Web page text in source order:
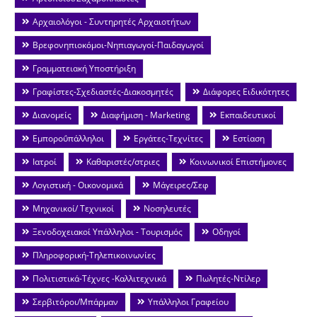
Αρχαιολόγοι - Συντηρητές Αρχαιοτήτων
Βρεφονηπιοκόμοι-Νηπιαγωγοί-Παιδαγωγοί
Γραμματειακή Υποστήριξη
Γραφίστες-Σχεδιαστές-Διακοσμητές
Διάφορες Ειδικότητες
Διανομείς
Διαφήμιση - Marketing
Εκπαιδευτικοί
Εμποροΰπάλληλοι
Εργάτες-Τεχνίτες
Εστίαση
Ιατροί
Καθαριστές/στριες
Κοινωνικοί Επιστήμονες
Λογιστική - Οικονομικά
Μάγειρες/Σεφ
Μηχανικοί/ Τεχνικοί
Νοσηλευτές
Ξενοδοχειακοί Υπάλληλοι - Τουρισμός
Οδηγοί
Πληροφορική-Τηλεπικοινωνίες
Πολιτιστικά-Τέχνες -Καλλιτεχνικά
Πωλητές-Ντίλερ
Σερβιτόροι/Μπάρμαν
Υπάλληλοι Γραφείου